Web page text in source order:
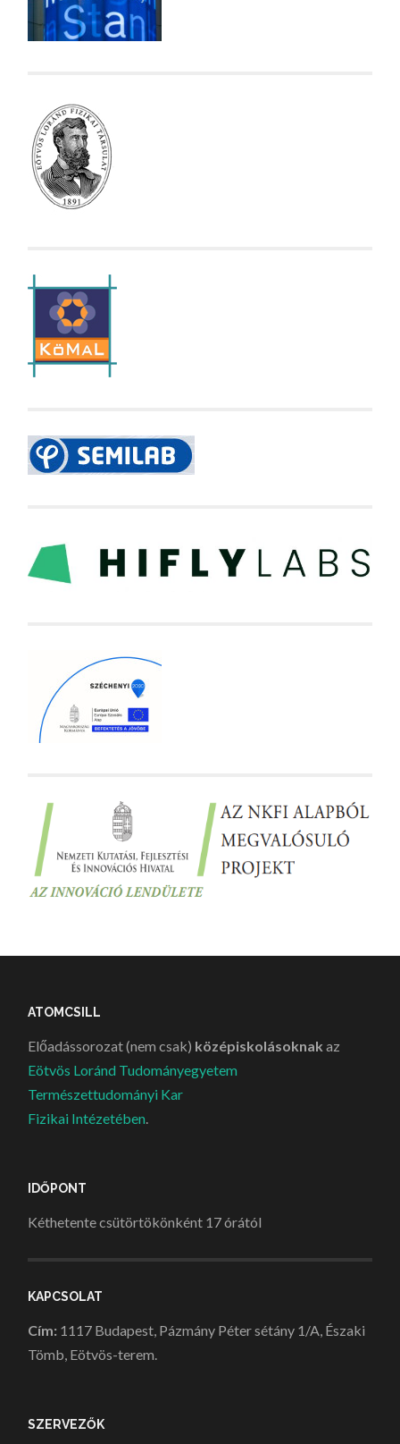
ATOMCSILL
Előadássorozat (nem csak) középiskolásoknak az
Eötvös Loránd Tudományegyetem
Természettudományi Kar
Fizikai Intézetében.
IDŐPONT
Kéthetente csütörtökönként 17 órától
KAPCSOLAT
Cím: 1117 Budapest, Pázmány Péter sétány 1/A, Északi
Tömb, Eötvös-terem.
SZERVEZŐK